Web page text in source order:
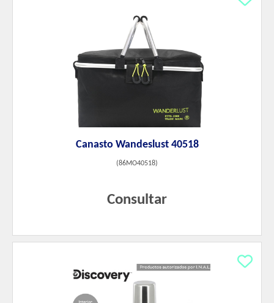
Canasto Wandeslust 40518
(86MO40518)
Consultar